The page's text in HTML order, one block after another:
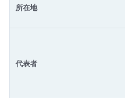
所在地
代表者